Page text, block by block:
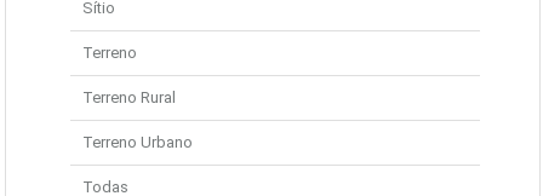
Sítio
Terreno
Terreno Rural
Terreno Urbano
Todas